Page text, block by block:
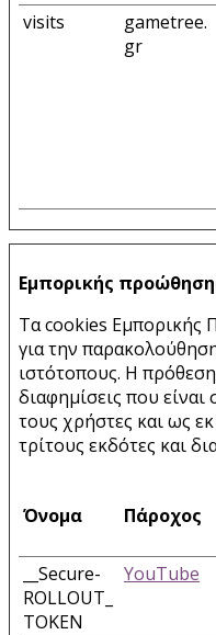
visits
gametree.
gr
Εμπορικής
Τα cookies Εμπορικής
για την
ιστότοπους. Η
διαφημίσεις που είναι
τους χρήστες και ως
τρίτους εκδότες και
Όνομα Πάροχος
__Secure-
ROLLOUT_
TOKEN
YouTube